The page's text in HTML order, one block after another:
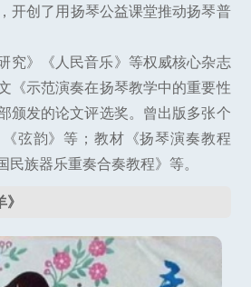
开创了用扬琴公益课堂推动扬琴普
究》《人民音乐》等权威核心杂志
《示范演奏在扬琴教学中的重要性
颁发的论文评选奖。曾出版多张个
弦韵》等；教材《扬琴演奏教程
民族器乐重奏合奏教程》等。